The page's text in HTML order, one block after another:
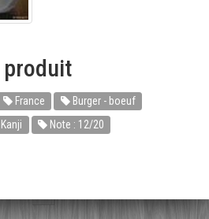
produit
France
Burger - boeuf
Kanji Note : 12/20